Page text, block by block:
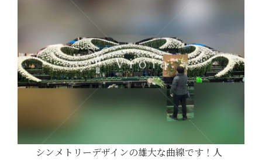
シンメトリーデザインの雄大な曲線です！人